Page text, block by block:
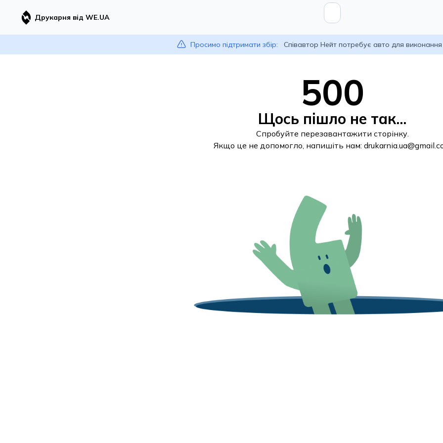
Друкарня від WE.UA
Просимо підтримати збір: Співавтор Нейт потребує авто для
500
Щось пішло не так...
Спробуйте перезавантажити сторінку.
Якщо це не допомогло, напишіть нам: